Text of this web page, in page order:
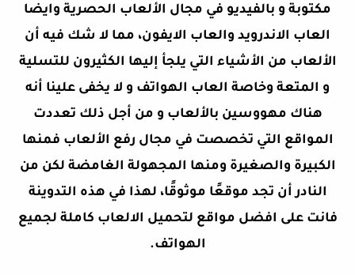
مكتوبة و بالفيديو في مجال الألعاب الحصرية وايضا
العاب الاندرويد والعاب الايفون، مما لا شك فيه أن
الألعاب من الأشياء التي يلجأ إليها الكثيرون للتسلية
و المتعة وخاصة العاب الهواتف و لا يخفى علينا أنه
هناك مهووسين بالألعاب و من أجل ذلك تعددت
المواقع التي تخصصت في مجال رفع الألعاب فمنها
الكبيرة والصغيرة ومنها المجهولة الغامضة لكن من
النادر أن تجد موقعًا موثوقًا، لهذا في هذه التدوينة
فانت على افضل مواقع لتحميل الالعاب كاملة لجميع
الهواتف.